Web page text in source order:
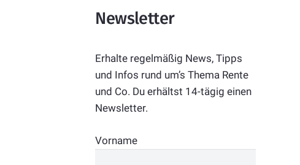
Newsletter
Erhalte regelmäßig News, Tipps
und Infos rund um’s Thema Rente
und Co. Du erhältst 14-tägig einen
Newsletter.
Vorname